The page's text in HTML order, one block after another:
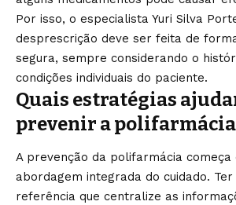
Por isso, o especialista Yuri Silva
desprescrição deve ser feita de
segura, sempre considerando o
condições individuais do paciente.
Quais estratégias
prevenir a
A prevenção da polifarmácia começa
abordagem integrada do cuidado. Ter
referência que centralize as